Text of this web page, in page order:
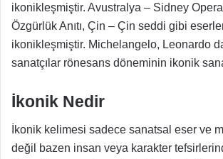
ikonikleşmiştir. Avustralya – Sidney
Özgürlük Anıtı, Çin – Çin seddi gibi
ikonikleşmiştir. Michelangelo, Leonardo
sanatçılar rönesans döneminin ikonik
İkonik Nedir
İkonik kelimesi sadece sanatsal eser ve
değil bazen insan veya karakter